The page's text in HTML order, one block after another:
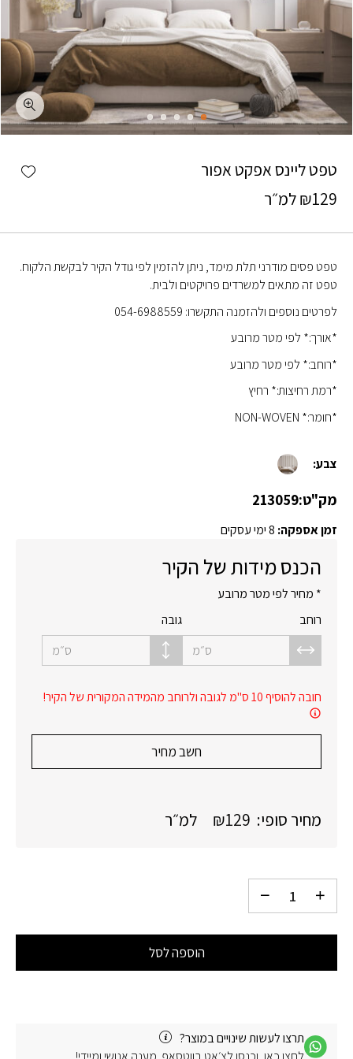
טפט ליינס אפקט אפור
₪129 למ״ר
טפט פסים מודרני תלת מימד, ניתן להזמין לפי גודל הקיר לבקשת הלקוח.
טפט זה מתאים למשרדים פרויקטים ולבית.
לפרטים נוספים ולהזמנה התקשרו: 054-6988559
*אורך:* לפי מטר מרובע
*רוחב:* לפי מטר מרובע
*רמת רחיצות:* רחיץ
*חומר:* NON-WOVEN
צבע:
מק"ט:213059
זמן אספקה: 8 ימי עסקים
הכנס מידות של הקיר
* מחיר לפי מטר מרובע
רוחב
ס״מ
גובה
ס״מ
חובה להוסיף 10 ס"מ לגובה ולרוחב מהמידה המקורית של הקיר!
חשב מחיר
מחיר סופי: ₪129 למ״ר
הוספה לסל
תרצו לעשות שינויים במוצר?